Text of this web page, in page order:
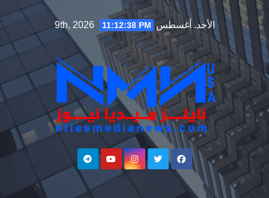
Skip
to
content
الأحد. أغسطس 9th, 2026 11:12:39 PM